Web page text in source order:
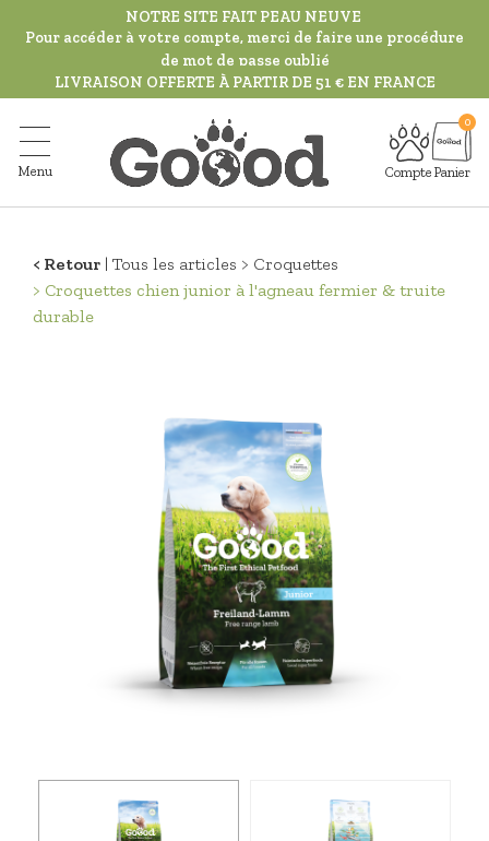
principal
NOTRE SITE FAIT PEAU NEUVE
Pour accéder à votre compte, merci de faire une procédure
de mot de passe oublié
LIVRAISON OFFERTE À PARTIR DE 51 € EN FRANCE
Menu Compte Panier
Retour Tous les articles
Croquettes
Croquettes chien junior à l'agneau fermier & truite
durable